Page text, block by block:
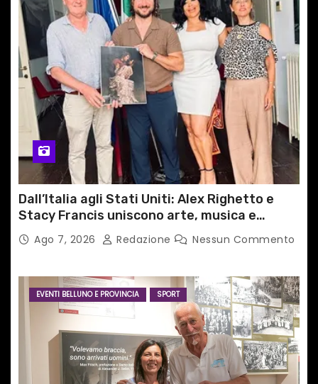
Dall’Italia agli Stati Uniti: Alex Righetto e
Stacy Francis uniscono arte, musica e
tecnologia in un nuovo progetto
internazionale”
Ago 7, 2026 Redazione Nessun Commento
EVENTI BELLUNO E PROVINCIA SPORT